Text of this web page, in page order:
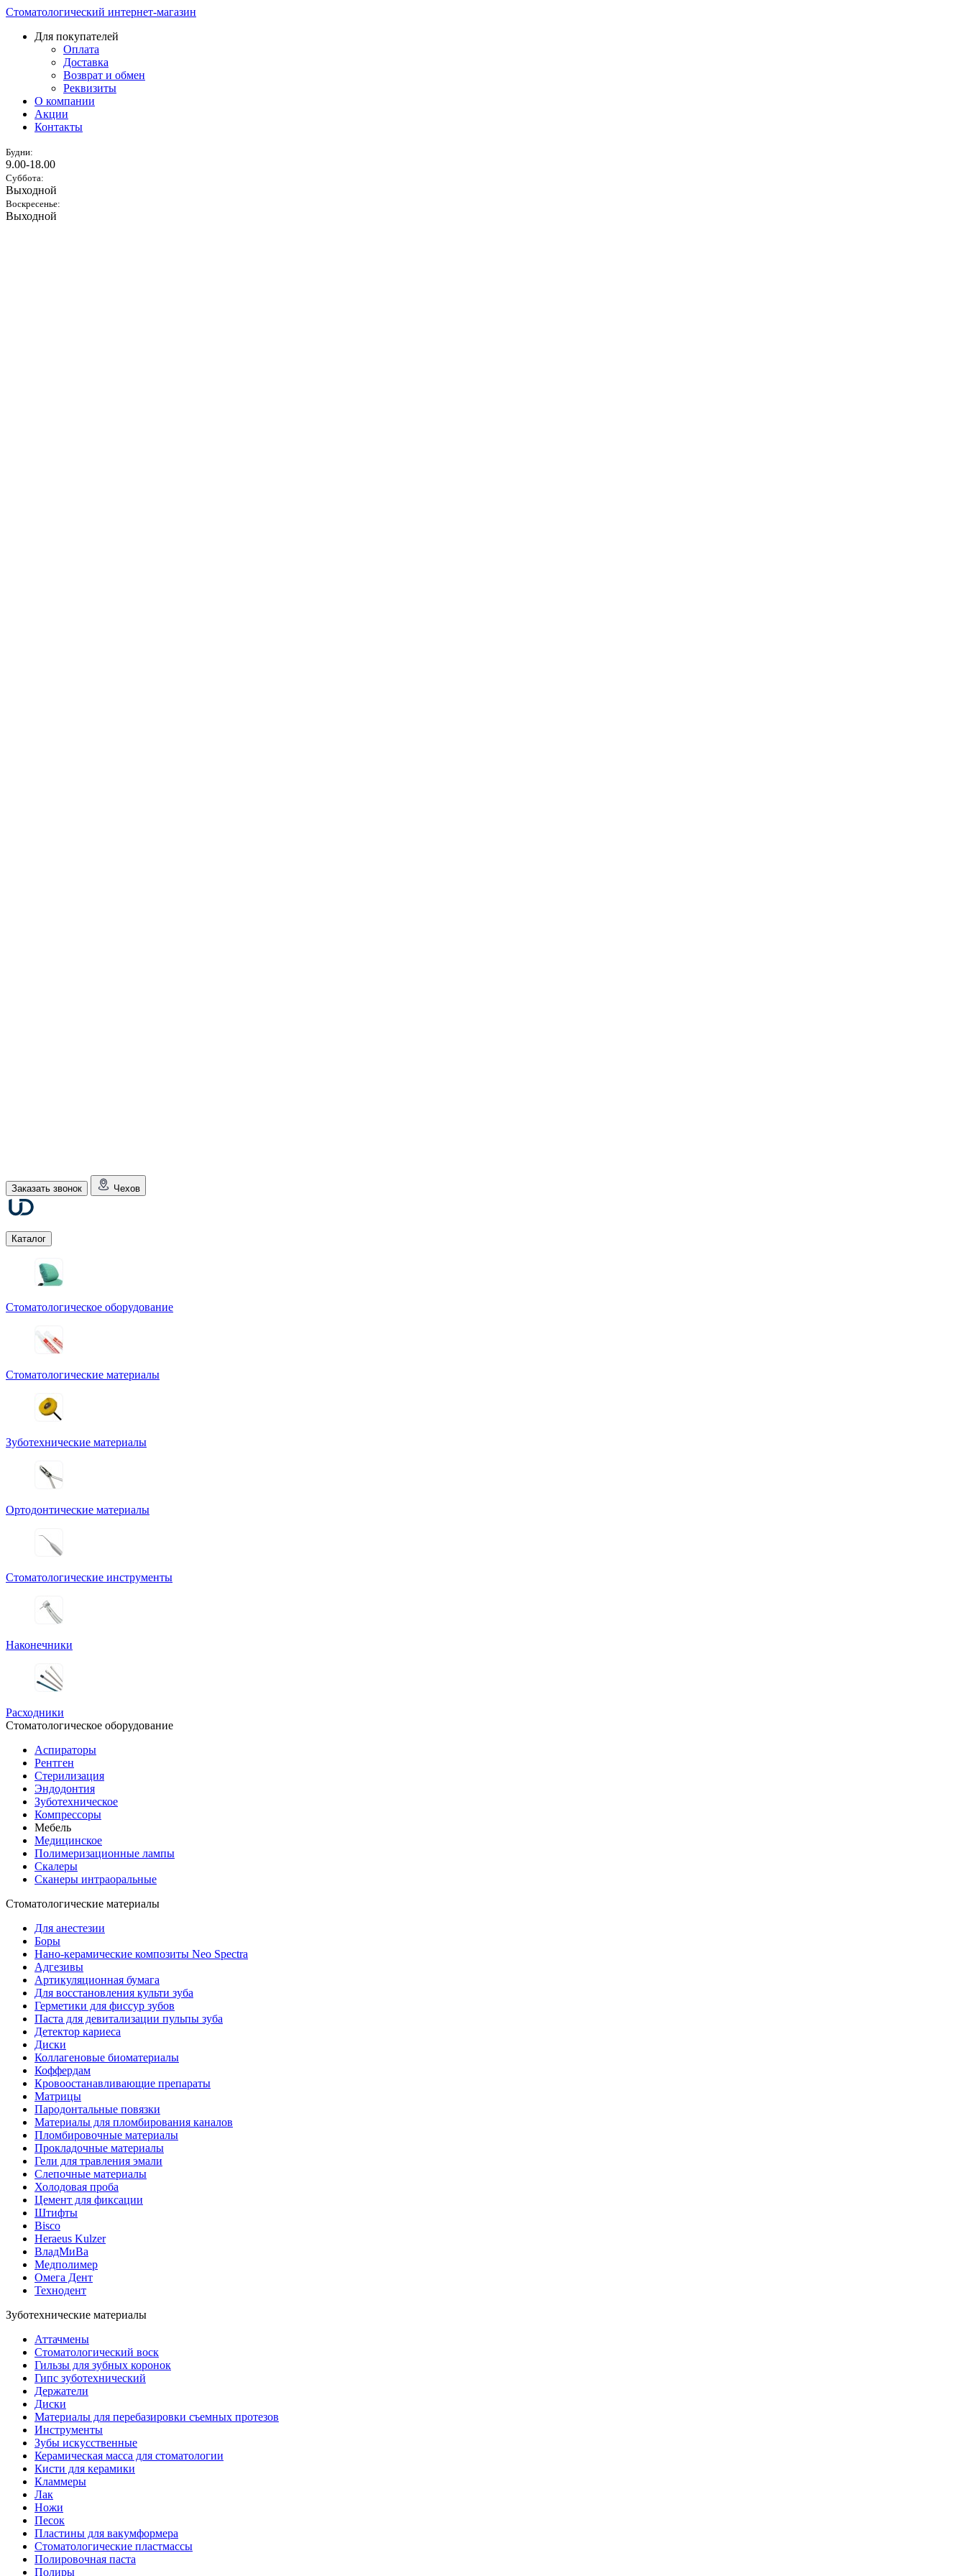
Стоматологический интернет-магазин
Для покупателей
Оплата
Доставка
Возврат и обмен
Реквизиты
О компании
Акции
Контакты
Будни:
9.00-18.00
Суббота:
Выходной
Воскресенье:
Выходной
Заказать звонок Чехов
Каталог
Стоматологическое оборудование
Стоматологические материалы
Зуботехнические материалы
Ортодонтические материалы
Стоматологические инструменты
Наконечники
Расходники
Стоматологическое оборудование
Аспираторы
Рентген
Стерилизация
Эндодонтия
Зуботехническое
Компрессоры
Мебель
Медицинское
Полимеризационные лампы
Скалеры
Сканеры интраоральные
Стоматологические материалы
Для анестезии
Боры
Нано-керамические композиты Neo Spectra
Адгезивы
Артикуляционная бумага
Для восстановления культи зуба
Герметики для фиссур зубов
Паста для девитализации пульпы зуба
Детектор кариеса
Диски
Коллагеновые биоматериалы
Коффердам
Кровоостанавливающие препараты
Матрицы
Пародонтальные повязки
Материалы для пломбирования каналов
Пломбировочные материалы
Прокладочные материалы
Гели для травления эмали
Слепочные материалы
Холодовая проба
Цемент для фиксации
Штифты
Bisco
Heraeus Kulzer
ВладМиВа
Медполимер
Омега Дент
Технодент
Зуботехнические материалы
Аттачмены
Стоматологический воск
Гильзы для зубных коронок
Гипс зуботехнический
Держатели
Диски
Материалы для перебазировки съемных протезов
Инструменты
Зубы искусственные
Керамическая масса для стоматологии
Кисти для керамики
Кламмеры
Лак
Ножи
Песок
Пластины для вакумформера
Стоматологические пластмассы
Полировочная паста
Полиры